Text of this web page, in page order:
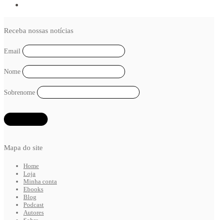
Mapa do site
Home
Loja
Minha conta
Ebooks
Blog
Podcast
Autores
Receba nossas notícias
Email
Nome
Sobrenome